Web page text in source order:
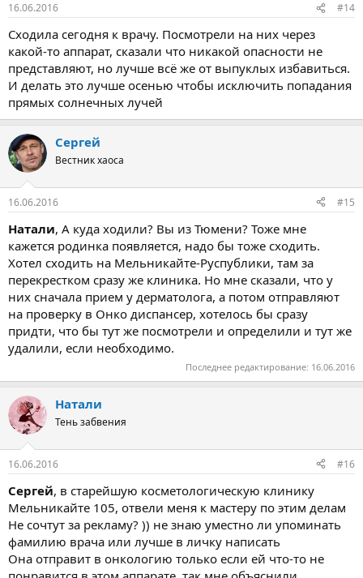
16.06.2016 #14
Сходила сегодня к врачу. Посмотрели на них через
какой-то аппарат, сказали что никакой опасности не
представляют, но лучше всё же от выпуклых избавиться.
И делать это лучше осенью чтобы исключить попадания
прямых солнечных лучей
Сергей
Вестник хаоса
16.06.2016 #15
Натали, А куда ходили? Вы из Тюмени? Тоже мне
кажется родинка появляется, надо бы тоже сходить.
Хотел сходить на Мельникайте-Руспублики, там за
перекрестком сразу же клиника. Но мне сказали, что у
них сначала прием у дерматолога, а потом отправляют
на проверку в Онко диспансер, хотелось бы сразу
придти, что бы тут же посмотрели и определили и тут же
удалили, если необходимо.
Последнее редактирование: 16.06.2016
Натали
Тень забвения
16.06.2016 #16
Сергей, в старейшую косметологическую клинику
Мельникайте 105, отвели меня к мастеру по этим делам
Не сочтут за рекламу? )) не знаю уместно ли упоминать
фамилию врача или лучше в личку написать
Она отправит в онкологию только если ей что-то не